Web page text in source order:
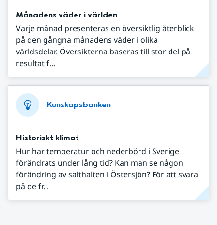
Månadens väder i världen
Varje månad presenteras en översiktlig återblick
på den gångna månadens väder i olika
världsdelar. Översikterna baseras till stor del på
resultat f...
Kunskapsbanken
Historiskt klimat
Hur har temperatur och nederbörd i Sverige
förändrats under lång tid? Kan man se någon
förändring av salthalten i Östersjön? För att svara
på de fr...